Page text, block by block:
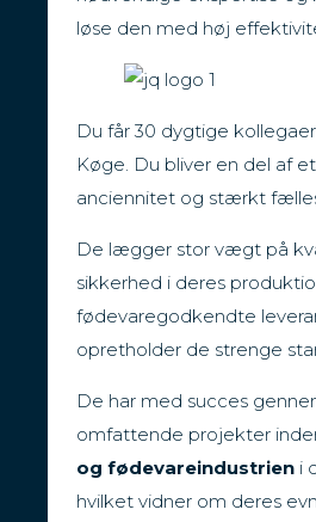
løse den med høj
Du får 30 dygtige
Køge. Du bliver en del af
anciennitet og stærkt
De lægger stor vægt på
sikkerhed i deres
fødevaregodkendte
opretholder de strenge
De har med succes
omfattende projekter
og fødevareindustrien i
hvilket vidner om deres